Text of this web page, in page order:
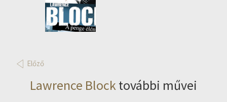
Előző
Lawrence Blocktovábbi művei